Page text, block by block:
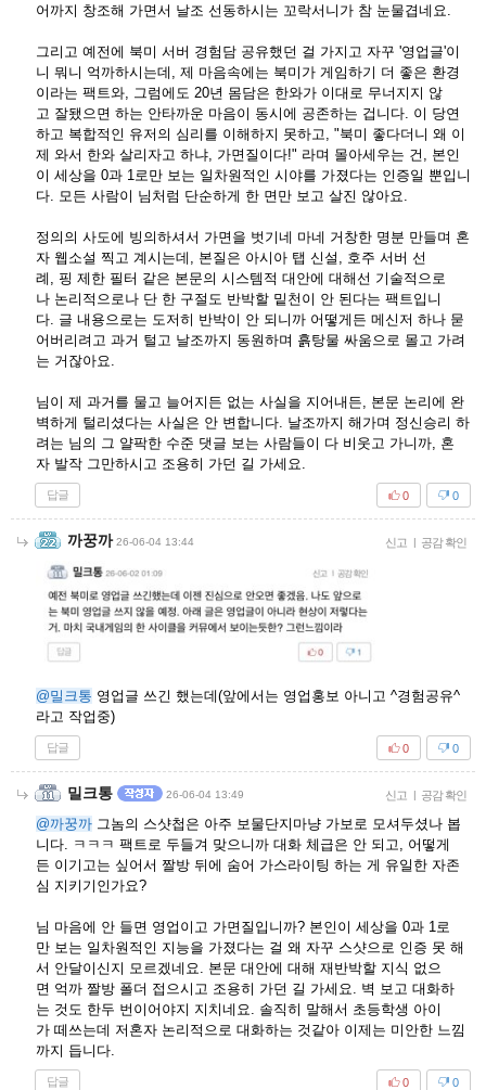
어까지 창조해 가면서 날조 선동하시는 꼬락서니가 참 눈물겹네요.
그리고 예전에 북미 서버 경험담 공유했던 걸 가지고 자꾸 '영업글'이
니 뭐니 억까하시는데, 제 마음속에는 북미가 게임하기 더 좋은 환경
이라는 팩트와, 그럼에도 20년 몸담은 한와가 이대로 무너지지 않
고 잘됐으면 하는 안타까운 마음이 동시에 공존하는 겁니다. 이 당연
하고 복합적인 유저의 심리를 이해하지 못하고, "북미 좋다더니 왜 이
제 와서 한와 살리자고 하냐, 가면질이다!" 라며 몰아세우는 건, 본인
이 세상을 0과 1로만 보는 일차원적인 시야를 가졌다는 인증일 뿐입니
다. 모든 사람이 님처럼 단순하게 한 면만 보고 살진 않아요.
정의의 사도에 빙의하셔서 가면을 벗기네 마네 거창한 명분 만들며 혼
자 웹소설 찍고 계시는데, 본질은 아시아 탭 신설, 호주 서버 선
례, 핑 제한 필터 같은 본문의 시스템적 대안에 대해선 기술적으로
나 논리적으로나 단 한 구절도 반박할 밑천이 안 된다는 팩트입니
다. 글 내용으로는 도저히 반박이 안 되니까 어떻게든 메신저 하나 묻
어버리려고 과거 털고 날조까지 동원하며 흙탕물 싸움으로 몰고 가려
는 거잖아요.
님이 제 과거를 물고 늘어지든 없는 사실을 지어내든, 본문 논리에 완
벽하게 털리셨다는 사실은 안 변합니다. 날조까지 해가며 정신승리 하
려는 님의 그 얄팍한 수준 댓글 보는 사람들이 다 비웃고 가니까, 혼
자 발작 그만하시고 조용히 가던 길 가세요.
답글 0
0
까꿍까 26-06-04 13:44 신고 | 공감 확인
@밀크통 영업글 쓰긴 했는데(앞에서는 영업홍보 아니고 ^경험공유^
라고 작업중)
답글 0
0
밀크통 26-06-04 13:49 신고 | 공감 확인
@까꿍까 그놈의 스샷첩은 아주 보물단지마냥 가보로 모셔두셨나 봅
니다. ㅋㅋㅋ 팩트로 두들겨 맞으니까 대화 체급은 안 되고, 어떻게
든 이기고는 싶어서 짤방 뒤에 숨어 가스라이팅 하는 게 유일한 자존
심 지키기인가요?
님 마음에 안 들면 영업이고 가면질입니까? 본인이 세상을 0과 1로
만 보는 일차원적인 지능을 가졌다는 걸 왜 자꾸 스샷으로 인증 못 해
서 안달이신지 모르겠네요. 본문 대안에 대해 재반박할 지식 없으
면 억까 짤방 폴더 접으시고 조용히 가던 길 가세요. 벽 보고 대화하
는 것도 한두 번이어야지 지치네요. 솔직히 말해서 초등학생 아이
가 떼쓰는데 저혼자 논리적으로 대화하는 것같아 이제는 미안한 느낌
까지 듭니다.
답글 0
0